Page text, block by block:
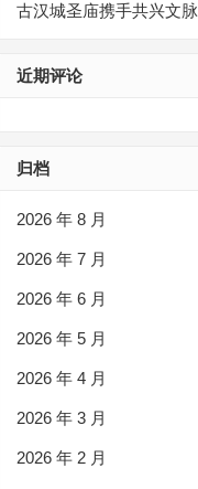
古汉城圣庙携手共兴文脉
近期评论
归档
2026 年 8 月
2026 年 7 月
2026 年 6 月
2026 年 5 月
2026 年 4 月
2026 年 3 月
2026 年 2 月